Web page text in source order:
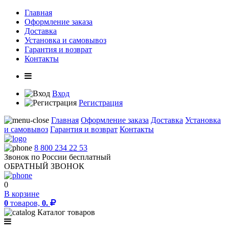
Главная
Оформление заказа
Доставка
Установка и самовывоз
Гарантия и возврат
Контакты
Вход
Регистрация
Главная Оформление заказа Доставка Установка
и самовывоз Гарантия и возврат Контакты
8 800 234 22 53
Звонок по России бесплатный
ОБРАТНЫЙ ЗВОНОК
0
В корзине
0 товаров, 0.
Каталог товаров